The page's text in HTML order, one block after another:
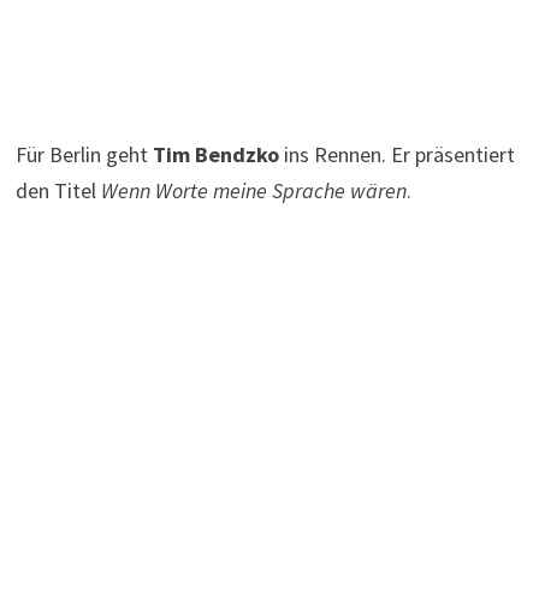
Für Berlin geht Tim Bendzkoins Rennen. Er präsentiert
den Titel Wenn Worte meine Sprache wären.